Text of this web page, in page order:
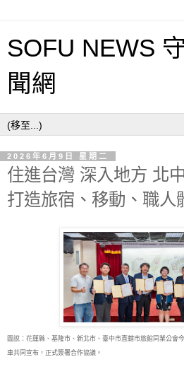
SOFU NEWS
聞網
2026年6月9日 星期二
住進台灣 深入地方 北
打造旅宿、移動、職人
圖說：花蓮縣、基隆市、新北市、臺中市直轄市旅館同業公會
車共同宣布，正式簽署合作協議。